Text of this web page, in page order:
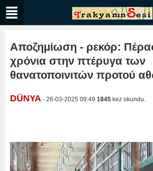
Αποζημίωση - ρεκόρ:
χρόνια στην πτέρυγα των
θανατοποινιτών προτού
DÜNYA - 26-03-2025 09:49 1845 kez okundu.